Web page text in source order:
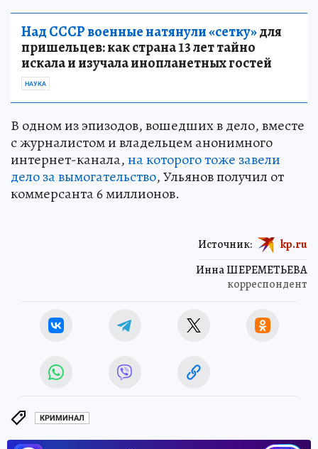
Над СССР военные натянули «сетку»для
пришельцев: как страна 13 лет тайно
искала и изучала инопланетных гостей
НАУКА
В одном из эпизодов, вошедших в дело, вместе
с журналистом и владельцем анонимного
интернет-канала,на которого тоже завели
дело за вымогательство, Ульянов получил от
коммерсанта 6 миллионов.
Инна ШЕРЕМЕТЬЕВА
корреспондент
Источник: kp.ru
КРИМИНАЛ